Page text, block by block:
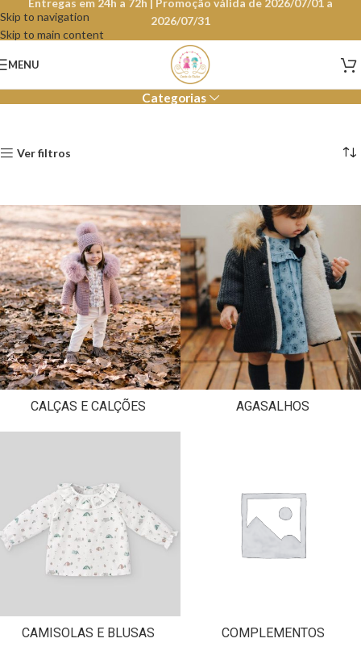
Skip to navigation
Skip to main content
Entregas em 24h a 72h | Promoção válida de 2026/07/01 a
2026/07/31
MENU Bebé Menina
Categorias
Ver filtros
CALÇAS E CALÇÕES AGASALHOS
CAMISOLAS E BLUSAS COMPLEMENTOS